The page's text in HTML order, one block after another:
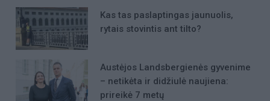
Kas tas paslaptingas jaunuolis,
rytais stovintis ant tilto?
Austėjos Landsbergienės gyvenime
– netikėta ir didžiulė naujiena:
prireikė 7 metų